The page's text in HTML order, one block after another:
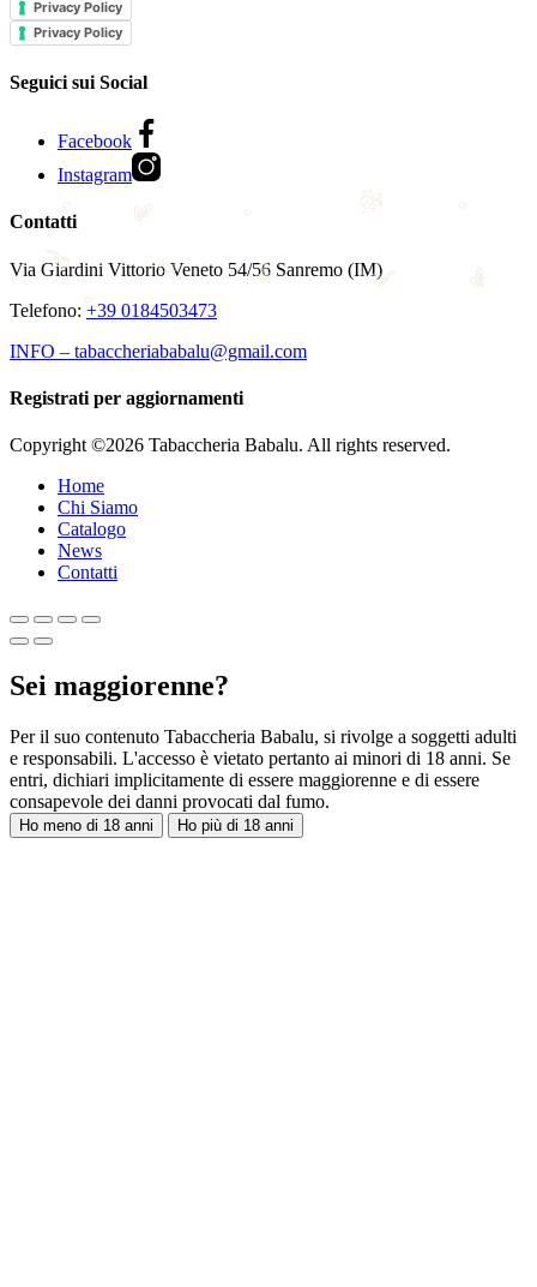
Privacy Policy
Privacy Policy
Seguici sui Social
Facebook
Instagram
Contatti
Via Giardini Vittorio Veneto 54/56 Sanremo (IM)
Telefono: +39 0184503473
INFO – tabaccheriababalu@gmail.com
Registrati per aggiornamenti
Copyright ©2026 Tabaccheria Babalu. All rights reserved.
Home
Chi Siamo
Catalogo
News
Contatti
Sei maggiorenne?
Per il suo contenuto Tabaccheria Babalu, si rivolge a soggetti adulti
e responsabili. L'accesso è vietato pertanto ai minori di 18 anni. Se
entri, dichiari implicitamente di essere maggiorenne e di essere
consapevole dei danni provocati dal fumo.
Ho meno di 18 anni Ho più di 18 anni